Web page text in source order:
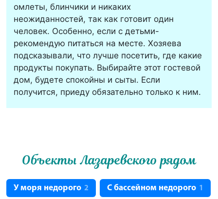
омлеты, блинчики и никаких
неожиданностей, так как готовит один
человек. Особенно, если с детьми-
рекомендую питаться на месте. Хозяева
подсказывали, что лучше посетить, где какие
продукты покупать. Выбирайте этот гостевой
дом, будете спокойны и сыты. Если
получится, приеду обязательно только к ним.
Объекты Лазаревского рядом
У моря недорого 2 С бассейном недорого 1